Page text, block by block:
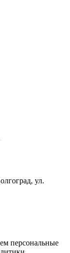
ул.
персональные